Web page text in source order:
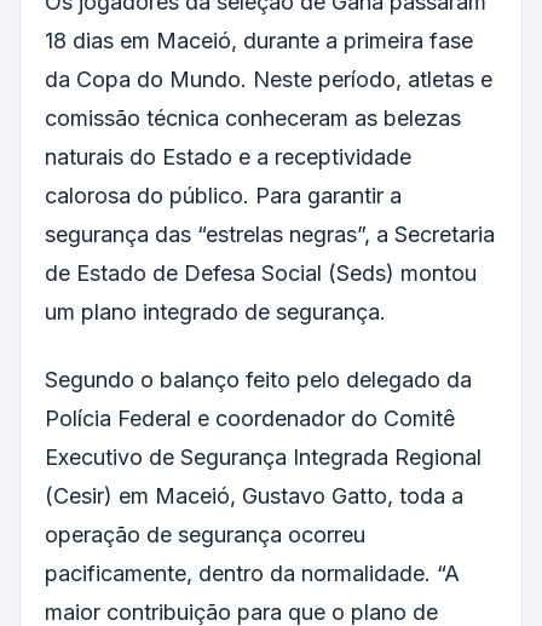
18 dias em Maceió, durante a primeira fase
da Copa do Mundo. Neste período, atletas e
comissão técnica conheceram as belezas
naturais do Estado e a receptividade
calorosa do público. Para garantir a
segurança das “estrelas negras”, a Secretaria
de Estado de Defesa Social (Seds) montou
um plano integrado de segurança.
Segundo o balanço feito pelo delegado da
Polícia Federal e coordenador do Comitê
Executivo de Segurança Integrada Regional
(Cesir) em Maceió, Gustavo Gatto, toda a
operação de segurança ocorreu
pacificamente, dentro da normalidade. “A
maior contribuição para que o plano de